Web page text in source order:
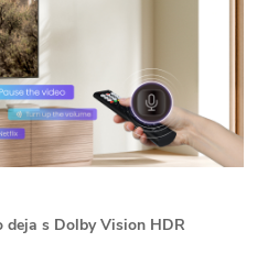
deja s Dolby Vision HDR